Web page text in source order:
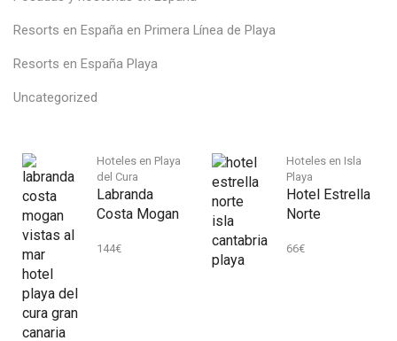
Resorts en España en Primera Línea de Playa
Resorts en España Playa
Uncategorized
Hoteles en Playa
del Cura
Labranda
Costa Mogan
144€
Hoteles en Isla
Playa
Hotel Estrella
Norte
66€